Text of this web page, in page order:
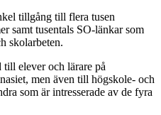
tillgång till flera tusen
samt tusentals SO-länkar som
skolarbeten.
elever och lärare på
men även till högskole- och
som är intresserade av de fyra